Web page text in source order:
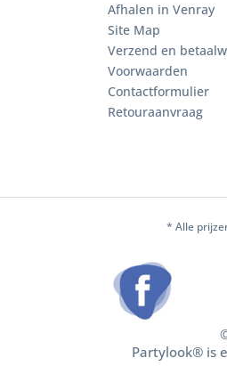
Afhalen in Venray
Site Map
Verzend en
Voorwaarden
Contactformulier
Retouraanvraag
* Alle
Partylook® is